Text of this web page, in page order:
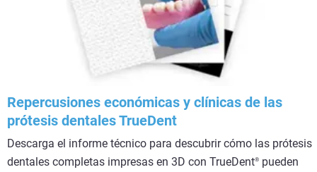
Repercusiones económicas y clínicas de las
prótesis dentales TrueDent
Descarga el informe técnico para descubrir cómo las prótesis
dentales completas impresas en 3D con TrueDent® pueden